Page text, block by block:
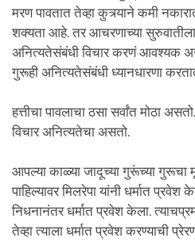
मरण पावतात तेव्हा कुत्र्याने कमी
शक्यता आहे. तर आचरणाच्या
अनित्यतेसंबंधी विचार करणं आवश्यक
गुरूही अनित्यतेसंबंधी ध्यानधारणा
हत्तीचा पावलाचा ठसा सर्वांत मोठा
विचार अनित्यतेचा असतो.
आपल्या काळ्या जादूच्या गुरूंच्या गुरूचा
पाहिल्यावर मिलरेपा यांनी धर्मात प्रवेश
निधनानंतर धर्मात प्रवेश केला.
तेव्हा त्याला धर्मात प्रवेश करण्याची